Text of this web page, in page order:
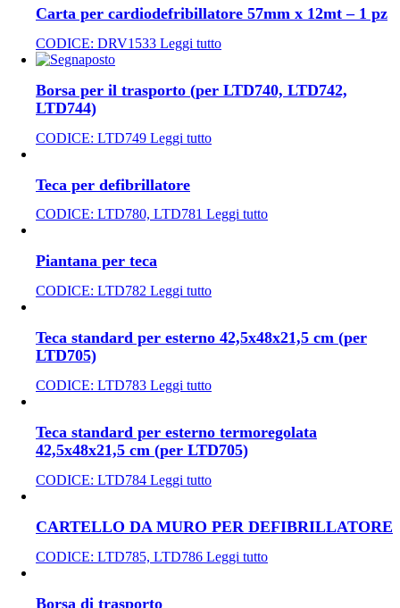
Carta per cardiodefribillatore 57mm x 12mt – 1 pz
CODICE: DRV1533 Leggi tutto
Borsa per il trasporto (per LTD740, LTD742,
LTD744)
CODICE: LTD749 Leggi tutto
Teca per defibrillatore
CODICE: LTD780, LTD781 Leggi tutto
Piantana per teca
CODICE: LTD782 Leggi tutto
Teca standard per esterno 42,5x48x21,5 cm (per
LTD705)
CODICE: LTD783 Leggi tutto
Teca standard per esterno termoregolata
42,5x48x21,5 cm (per LTD705)
CODICE: LTD784 Leggi tutto
CARTELLO DA MURO PER DEFIBRILLATORE
CODICE: LTD785, LTD786 Leggi tutto
Borsa di trasporto